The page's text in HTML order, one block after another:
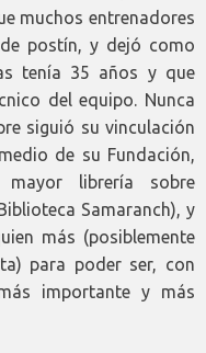
muchos entrenadores
postín, y dejó como
tenía 35 años y que
del equipo. Nunca
siguió su vinculación
de su Fundación,
librería sobre
Samaranch), y
más (posiblemente
para poder ser, con
importante y más